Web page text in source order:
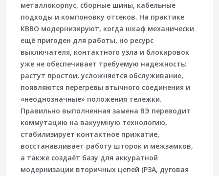
металлокорпус, сборные шины, кабельные
подходы и компоновку отсеков. На практике
КВВО модернизируют, когда шкаф механически
ещё пригоден для работы, но ресурс
выключателя, контактного узла и блокировок
уже не обеспечивает требуемую надёжность:
растут простои, усложняется обслуживание,
появляются перегревы втычного соединения и
«неоднозначные» положения тележки.
Правильно выполненная замена ВЭ переводит
коммутацию на вакуумную технологию,
стабилизирует контактное прижатие,
восстанавливает работу шторок и межзамков,
а также создаёт базу для аккуратной
модернизации вторичных цепей (РЗА, дуговая